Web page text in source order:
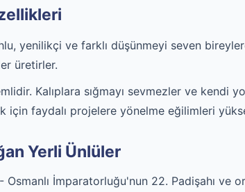
yenilikçi ve farklı düşünmeyi seven
üretirler.
Kalıplara sığmayı sevmezler ve kendi
için faydalı projelere yönelme eğilimleri
Yerli Ünlüler
İmparatorluğu'nun 22. Padişahı ve